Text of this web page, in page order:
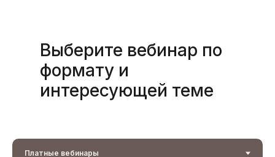
Выберите вебинар по
формату и
интересующей теме